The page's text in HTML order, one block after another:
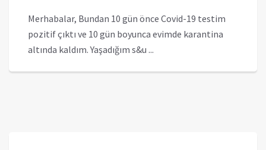
Merhabalar, Bundan 10 gün önce Covid-19 testim
pozitif çıktı ve 10 gün boyunca evimde karantina
altında kaldım. Yaşadığım s&u ...